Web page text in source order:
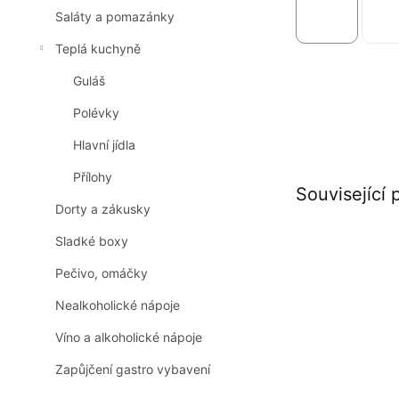
Saláty a pomazánky
Teplá kuchyně
Guláš
Polévky
Hlavní jídla
Přílohy
Dorty a zákusky
Sladké boxy
Pečivo, omáčky
Nealkoholické nápoje
Víno a alkoholické nápoje
Zapůjčení gastro vybavení
Související